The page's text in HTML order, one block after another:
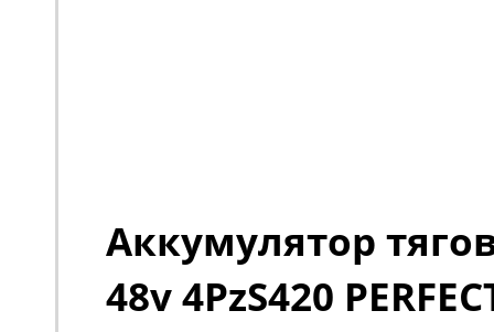
Аккумулятор
48v 4PzS420